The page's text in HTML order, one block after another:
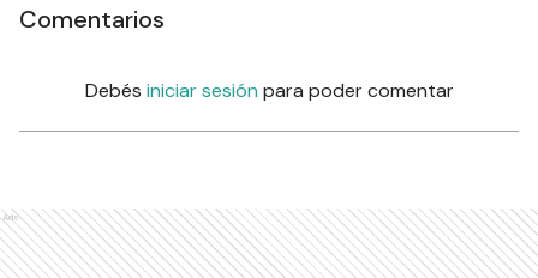
Comentarios
Debés iniciar sesión para poder comentar
Ads